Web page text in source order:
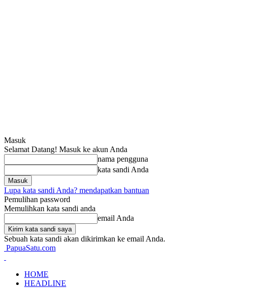
Masuk
Selamat Datang! Masuk ke akun Anda
nama pengguna
kata sandi Anda
Lupa kata sandi Anda? mendapatkan bantuan
Pemulihan password
Memulihkan kata sandi anda
email Anda
Sebuah kata sandi akan dikirimkan ke email Anda.
PapuaSatu.com
HOME
HEADLINE